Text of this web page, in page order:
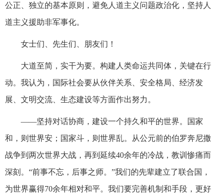
公正、独立的基本原则，避免人道主义问题政治化，坚持人
道主义援助非军事化。
女士们、先生们、朋友们！
大道至简，实干为要。构建人类命运共同体，关键在行
动。我认为，国际社会要从伙伴关系、安全格局、经济发
展、文明交流、生态建设等方面作出努力。
——坚持对话协商，建设一个持久和平的世界。国家
和，则世界安；国家斗，则世界乱。从公元前的伯罗奔尼撒
战争到两次世界大战，再到延续40余年的冷战，教训惨痛而
深刻。“前事不忘，后事之师。”我们的先辈建立了联合国，
为世界赢得70余年相对和平。我们要完善机制和手段，更好